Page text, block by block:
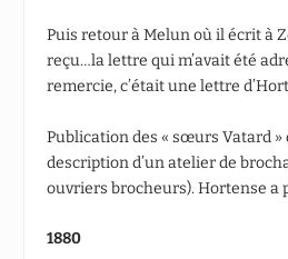
Puis retour à Melun où il écrit à
reçu…la lettre qui m’avait été
remercie, c’était une lettre
Publication des « sœurs Vatard »
description d’un atelier de
ouvriers brocheurs). Hortense a
1880